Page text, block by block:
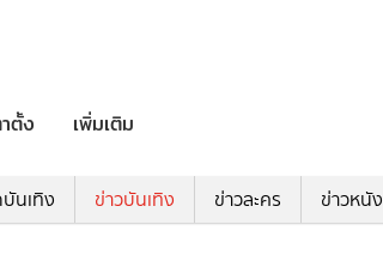
ตั้ง เพิ่มเติม
นเทิง ข่าวบันเทิง ข่าวละคร ข่าวหนัง